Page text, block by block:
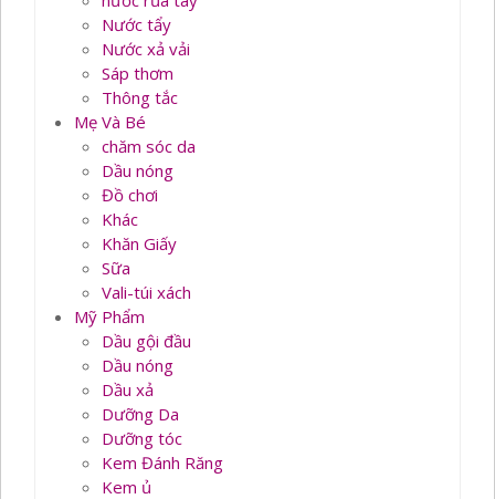
Nước tẩy
Nước xả vải
Sáp thơm
Thông tắc
Mẹ Và Bé
chăm sóc da
Dầu nóng
Đồ chơi
Khác
Khăn Giấy
Sữa
Vali-túi xách
Mỹ Phẩm
Dầu gội đầu
Dầu nóng
Dầu xả
Dưỡng Da
Dưỡng tóc
Kem Đánh Răng
Kem ủ